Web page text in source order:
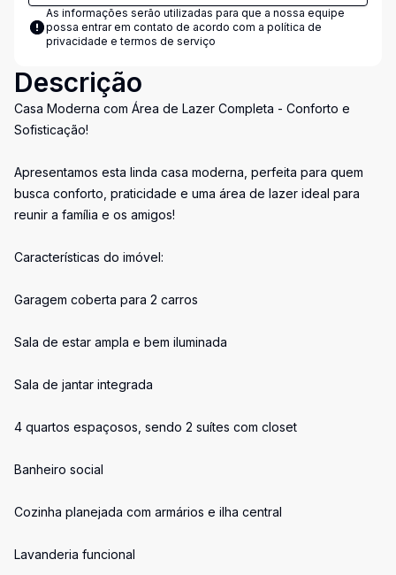
As informações serão utilizadas para que a nossa equipe
possa entrar em contato de acordo com a política de
privacidade e termos de serviço
Descrição
Casa Moderna com Área de Lazer Completa - Conforto e
Sofisticação!
Apresentamos esta linda casa moderna, perfeita para quem
busca conforto, praticidade e uma área de lazer ideal para
reunir a família e os amigos!
Características do imóvel:
Garagem coberta para 2 carros
Sala de estar ampla e bem iluminada
Sala de jantar integrada
4 quartos espaçosos, sendo 2 suítes com closet
Banheiro social
Cozinha planejada com armários e ilha central
Lavanderia funcional